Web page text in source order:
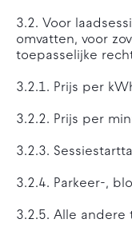
3.2. Voor
omvatten, voor
toepasselijke
3.2.1. Prijs per
3.2.2. Prijs per
3.2.3.
3.2.4. Parkeer-,
3.2.5. Alle